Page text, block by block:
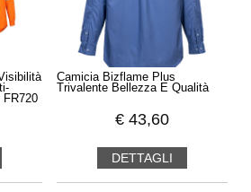
FR720
Camicia Bizflame Plus
Trivalente Bellezza E Qualità
€ 43,60
DETTAGLI